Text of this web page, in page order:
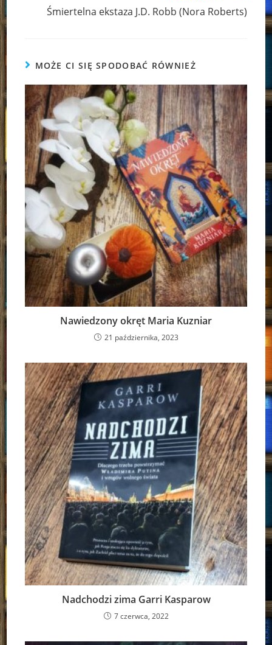
Śmiertelna ekstaza J.D. Robb (Nora Roberts)
MOŻE CI SIĘ SPODOBAĆ RÓWNIEŻ
Nawiedzony okręt Maria Kuzniar
21 października, 2023
Nadchodzi zima Garri Kasparow
7 czerwca, 2022